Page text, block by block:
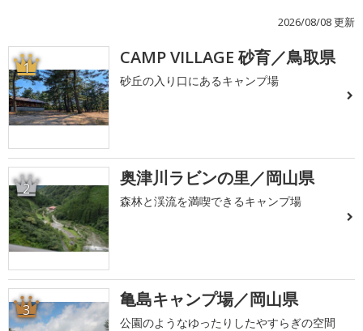
2026/08/08 更新
1 CAMP VILLAGE 砂育／鳥取県
砂丘の入り口にあるキャンプ場
2 奥津川ラビンの里／岡山県
森林と渓流を満喫できるキャンプ場
3 亀島キャンプ場／岡山県
公園のようなゆったりしたやすらぎの空間